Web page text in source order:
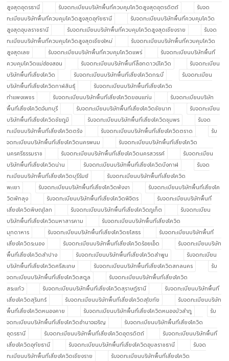
สูงสุดอุดรธานี
รับจดทะเบียนบริษัทพื้นที่ควบคุมโควิดสูงสุดอุตรดิตถ์
รับจด
ทะเบียนบริษัทพื้นที่ควบคุมโควิดสูงสุดอุทัยธานี
รับจดทะเบียนบริษัทพื้นที่ควบคุมโควิด
สูงสุดอุบลราชธานี
รับจดทะเบียนบริษัทพื้นที่ควบคุมโควิดสูงสุดเชียงราย
รับจด
ทะเบียนบริษัทพื้นที่ควบคุมโควิดสูงสุดเชียงใหม่
รับจดทะเบียนบริษัทพื้นที่ควบคุมโควิด
สูงสุดเลย
รับจดทะเบียนบริษัทพื้นที่ควบคุมโควิดแพร่
รับจดทะเบียนบริษัทพื้นที่
ควบคุมโควิดแม่ฮ่องสอน
รับจดทะเบียนบริษัทพื้นที่ล็อกดาวน์โควิด
รับจดทะเบียน
บริษัทพื้นที่เสี่ยงโควิด
รับจดทะเบียนบริษัทพื้นที่เสี่ยงโควิดกระบี่
รับจดทะเบียน
บริษัทพื้นที่เสี่ยงโควิดกาฬสินธุ์
รับจดทะเบียนบริษัทพื้นที่เสี่ยงโควิด
กำแพงเพชร
รับจดทะเบียนบริษัทพื้นที่เสี่ยงโควิดขอนแก่น
รับจดทะเบียนบริษัท
พื้นที่เสี่ยงโควิดจันทบุรี
รับจดทะเบียนบริษัทพื้นที่เสี่ยงโควิดชัยนาท
รับจดทะเบียน
บริษัทพื้นที่เสี่ยงโควิดชัยภูมิ
รับจดทะเบียนบริษัทพื้นที่เสี่ยงโควิดชุมพร
รับจด
ทะเบียนบริษัทพื้นที่เสี่ยงโควิดตรัง
รับจดทะเบียนบริษัทพื้นที่เสี่ยงโควิดตราด
รับ
จดทะเบียนบริษัทพื้นที่เสี่ยงโควิดนครพนม
รับจดทะเบียนบริษัทพื้นที่เสี่ยงโควิด
นครศรีธรรมราช
รับจดทะเบียนบริษัทพื้นที่เสี่ยงโควิดนครสวรรค์
รับจดทะเบียน
บริษัทพื้นที่เสี่ยงโควิดน่าน
รับจดทะเบียนบริษัทพื้นที่เสี่ยงโควิดบึงกาฬ
รับจด
ทะเบียนบริษัทพื้นที่เสี่ยงโควิดบุรีรัมย์
รับจดทะเบียนบริษัทพื้นที่เสี่ยงโควิด
พะเยา
รับจดทะเบียนบริษัทพื้นที่เสี่ยงโควิดพังงา
รับจดทะเบียนบริษัทพื้นที่เสี่ยงโค
วิดพัทลุง
รับจดทะเบียนบริษัทพื้นที่เสี่ยงโควิดพิจิตร
รับจดทะเบียนบริษัทพื้นที่
เสี่ยงโควิดพิษณุโลก
รับจดทะเบียนบริษัทพื้นที่เสี่ยงโควิดภูเก็ต
รับจดทะเบียน
บริษัทพื้นที่เสี่ยงโควิดมหาสารคาม
รับจดทะเบียนบริษัทพื้นที่เสี่ยงโควิด
มุกดาหาร
รับจดทะเบียนบริษัทพื้นที่เสี่ยงโควิดยโสธร
รับจดทะเบียนบริษัทพื้นที่
เสี่ยงโควิดระนอง
รับจดทะเบียนบริษัทพื้นที่เสี่ยงโควิดร้อยเอ็ด
รับจดทะเบียนบริษัท
พื้นที่เสี่ยงโควิดลำปาง
รับจดทะเบียนบริษัทพื้นที่เสี่ยงโควิดลำพูน
รับจดทะเบียน
บริษัทพื้นที่เสี่ยงโควิดศรีสะเกษ
รับจดทะเบียนบริษัทพื้นที่เสี่ยงโควิดสกลนคร
รับ
จดทะเบียนบริษัทพื้นที่เสี่ยงโควิดสตูล
รับจดทะเบียนบริษัทพื้นที่เสี่ยงโควิด
สระแก้ว
รับจดทะเบียนบริษัทพื้นที่เสี่ยงโควิดสุราษฎ์ธานี
รับจดทะเบียนบริษัทพื้นที่
เสี่ยงโควิดสุรินทร์
รับจดทะเบียนบริษัทพื้นที่เสี่ยงโควิดสุโขทัย
รับจดทะเบียนบริษัท
พื้นที่เสี่ยงโควิดหนองคาย
รับจดทะเบียนบริษัทพื้นที่เสี่ยงโควิดหนองบัวลำภู
รับ
จดทะเบียนบริษัทพื้นที่เสี่ยงโควิดอำนาจเจริญ
รับจดทะเบียนบริษัทพื้นที่เสี่ยงโควิด
อุดรธานี
รับจดทะเบียนบริษัทพื้นที่เสี่ยงโควิดอุตรดิตถ์
รับจดทะเบียนบริษัทพื้นที่
เสี่ยงโควิดอุทัยธานี
รับจดทะเบียนบริษัทพื้นที่เสี่ยงโควิดอุบลราชธานี
รับจด
ทะเบียนบริษัทพื้นที่เสี่ยงโควิดเชียงราย
รับจดทะเบียนบริษัทพื้นที่เสี่ยงโควิด